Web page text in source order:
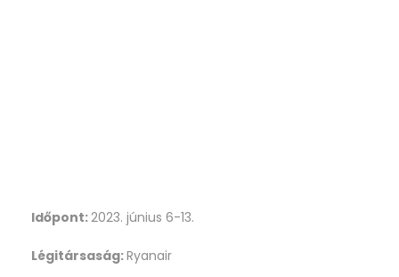
Időpont:2023. június 6-13.
Légitársaság:Ryanair